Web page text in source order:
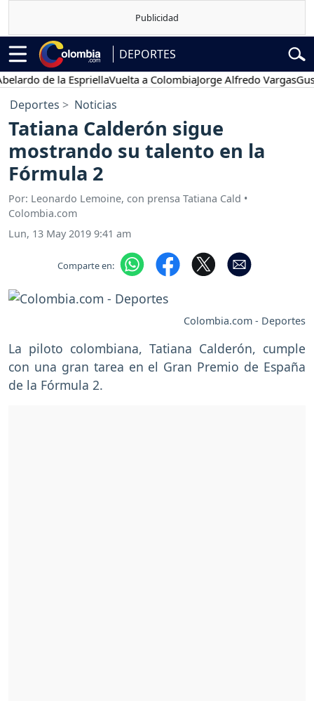
DEPORTES
de la EspriellaVuelta a ColombiaJorge Alfredo VargasGustavo
Deportes Noticias
Tatiana Calderón sigue
mostrando su talento en la
Fórmula 2
Por: Leonardo Lemoine, con prensa Tatiana Cald •
Colombia.com
Lun, 13 May 2019 9:41 am
Comparte en:
Colombia.com - Deportes
La piloto colombiana, Tatiana Calderón, cumple
con una gran tarea en el Gran Premio de España
de la Fórmula 2.